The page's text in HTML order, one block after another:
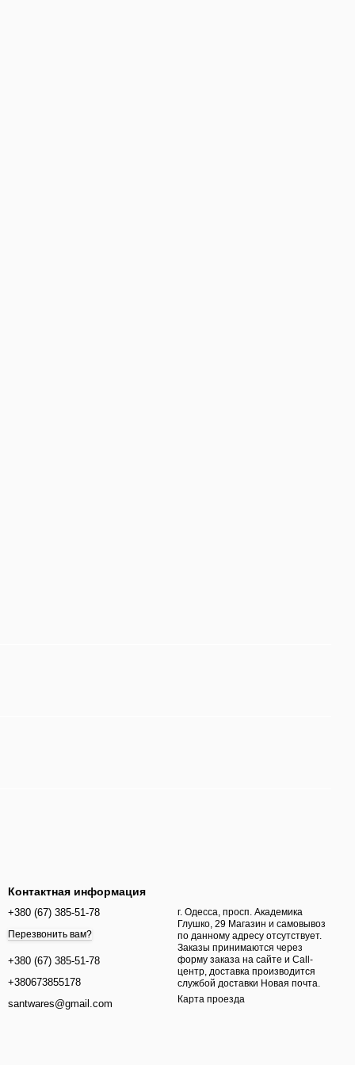
Контактная информация
+380 (67) 385-51-78
Перезвонить вам?
+380 (67) 385-51-78
+380673855178
santwares@gmail.com
г. Одесса, просп. Академика
Глушко, 29 Магазин и самовывоз
по данному адресу отсутствует.
Заказы принимаются через
форму заказа на сайте и Call-
центр, доставка производится
службой доставки Новая почта.
Карта проезда